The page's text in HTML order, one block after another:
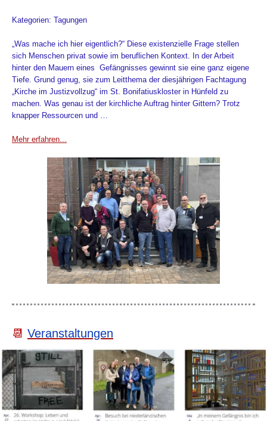
Kategorien: Tagungen
„Was mache ich hier eigentlich?“ Diese existenzielle Frage stellen
sich Menschen privat sowie im beruflichen Kontext. In der Arbeit
hinter den Mauern eines Gefängnisses gewinnt sie eine ganz eigene
Tiefe. Grund genug, sie zum Leitthema der diesjährigen Fachtagung
„Kirche im Justizvollzug“ im St. Bonifatiuskloster in Hünfeld zu
machen. Was genau ist der kirchliche Auftrag hinter Gittern? Trotz
knapper Ressourcen und …
Mehr erfahren...
📆 Veranstaltungen